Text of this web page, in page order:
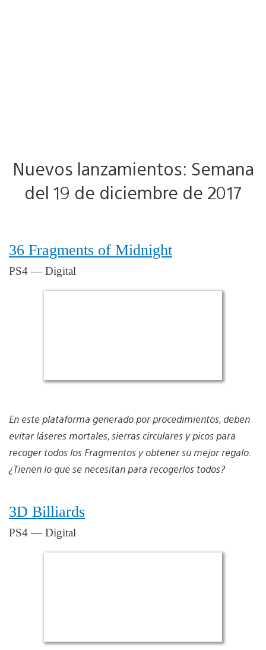
Nuevos lanzamientos: Semana
del 19 de diciembre de 2017
36 Fragments of Midnight
PS4 — Digital
En este plataforma generado por procedimientos, deben
evitar láseres mortales, sierras circulares y picos para
recoger todos los Fragmentos y obtener su mejor regalo.
¿Tienen lo que se necesitan para recogerlos todos?
3D Billiards
PS4 — Digital